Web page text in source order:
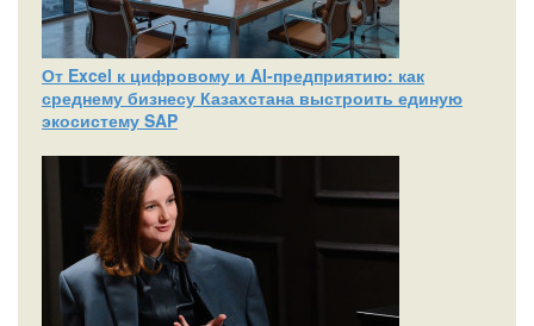
От Excel к цифровому и AI‑предприятию: как
среднему бизнесу Казахстана выстроить единую
экосистему SAP